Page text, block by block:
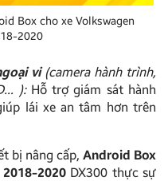
Box cho xe Volkswagen
2020
vi(camera hành trình,
):Hỗ trợ giám sát hành
lái xe an tâm hơn trên
bị nâng cấp, Android Box
2020DX300 thực sự